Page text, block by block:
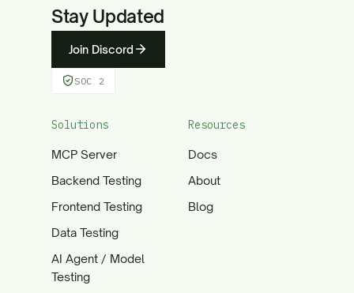
Stay Updated
Join Discord
SOC 2
Solutions
MCP Server
Backend Testing
Frontend Testing
Data Testing
AI Agent / Model
Testing
Resources
Docs
About
Blog